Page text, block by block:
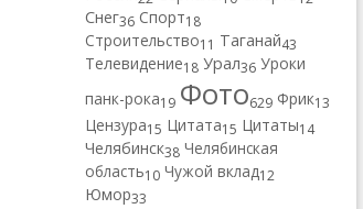
Снег36 Спорт18
Строительство11 Таганай43
Телевидение18 Урал36 Уроки
панк-рока19 Фото629 Фрик13
Цензура15 Цитата15 Цитаты14
Челябинск38 Челябинская
область10 Чужой вклад12
Юмор33